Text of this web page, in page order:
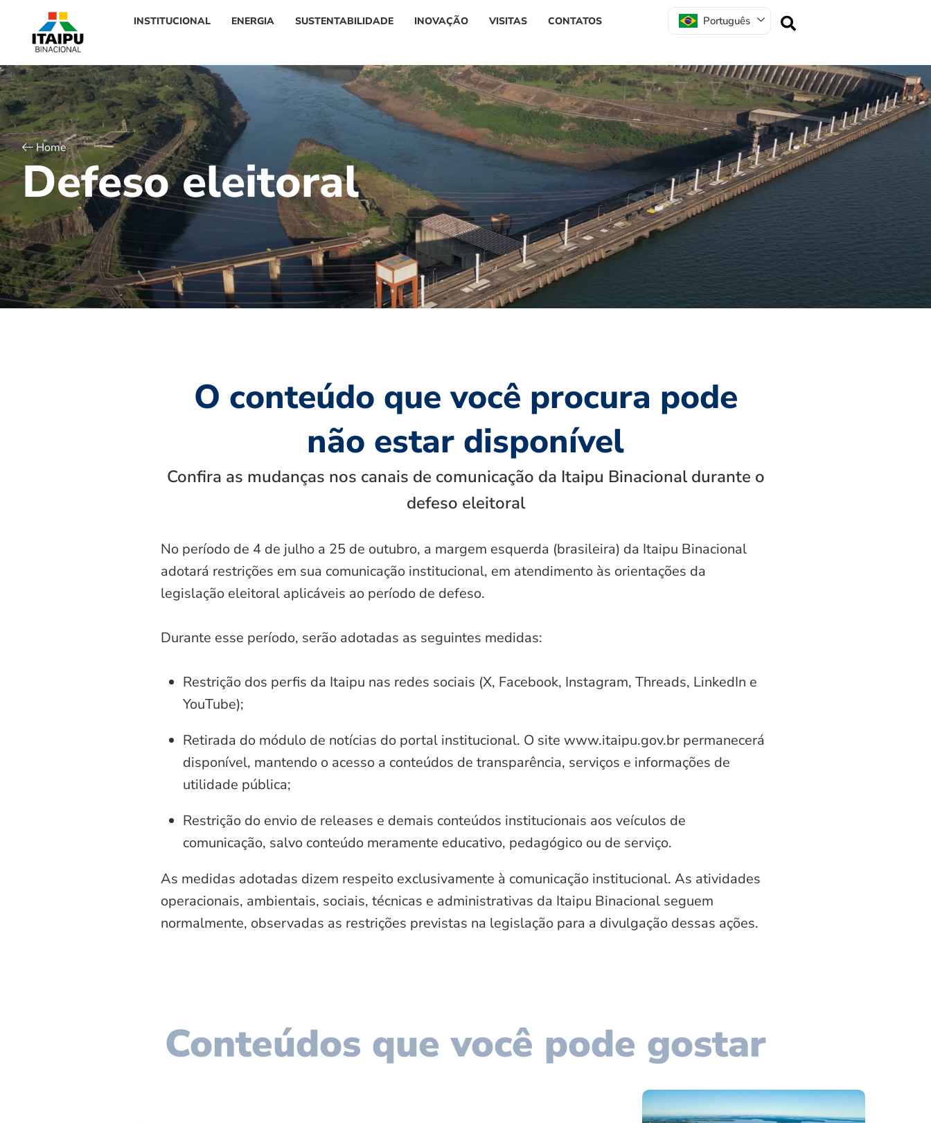
INSTITUCIONAL ENERGIA SUSTENTABILIDADE INOVAÇÃO VISITAS CONTATOS Português
Home
Defeso eleitoral
O conteúdo que você procura pode
não estar disponível
Confira as mudanças nos canais de comunicação da Itaipu Binacional durante o
defeso eleitoral
No período de 4 de julho a 25 de outubro, a margem esquerda (brasileira) da Itaipu Binacional
adotará restrições em sua comunicação institucional, em atendimento às orientações da
legislação eleitoral aplicáveis ao período de defeso.
Durante esse período, serão adotadas as seguintes medidas:
Restrição dos perfis da Itaipu nas redes sociais (X, Facebook, Instagram, Threads, LinkedIn e
YouTube);
Retirada do módulo de notícias do portal institucional. O site www.itaipu.gov.br permanecerá
disponível, mantendo o acesso a conteúdos de transparência, serviços e informações de
utilidade pública;
Restrição do envio de releases e demais conteúdos institucionais aos veículos de
comunicação, salvo conteúdo meramente educativo, pedagógico ou de serviço.
As medidas adotadas dizem respeito exclusivamente à comunicação institucional. As atividades
operacionais, ambientais, sociais, técnicas e administrativas da Itaipu Binacional seguem
normalmente, observadas as restrições previstas na legislação para a divulgação dessas ações.
Conteúdos que você pode gostar